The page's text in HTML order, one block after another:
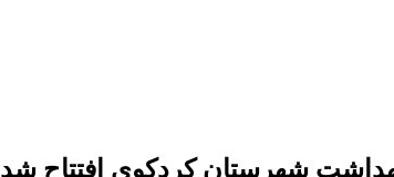
شهرستان کردکوی افتتاح شد